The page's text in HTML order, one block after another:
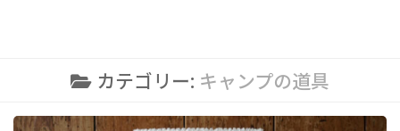
カテゴリー: キャンプの道具